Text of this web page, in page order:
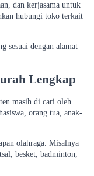
dan kerjasama untuk
hubungi toko terkait
sesuai dengan alamat
Lengkap
masih di cari oleh
orang tua, anak-
olahraga. Misalnya
besket, badminton,